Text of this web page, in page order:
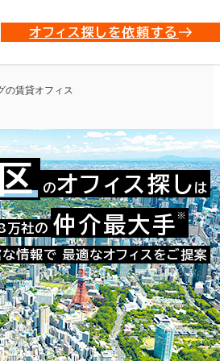
オフィス探しを依頼する
の賃貸オフィス
号：021-42902
のオフィス探し は
万社の 仲介最大手 ※
情報で 最適なオフィスをご提案